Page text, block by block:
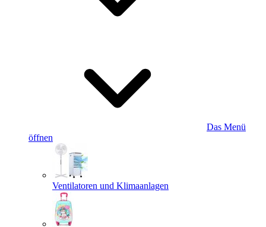
Das Menü
öffnen
Ventilatoren und Klimaanlagen